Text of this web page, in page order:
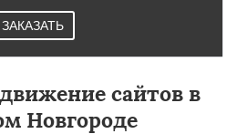
ЗАКАЗАТЬ
сайтов в
Новгороде